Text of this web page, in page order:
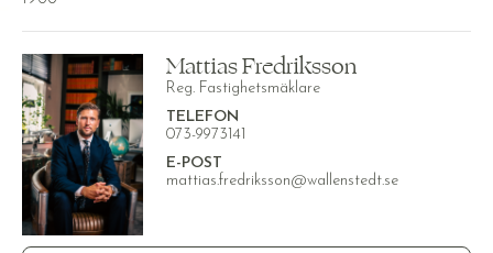
Mattias Fredriksson
Reg. Fastighetsmäklare
TELEFON
073-9973141
E-POST
mattias.fredriksson@wallenstedt.se